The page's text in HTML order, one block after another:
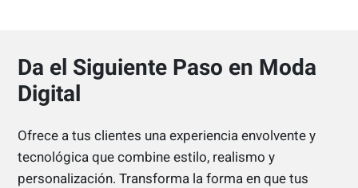
Da el Siguiente Paso en Moda
Digital
Ofrece a tus clientes una experiencia envolvente y
tecnológica que combine estilo, realismo y
personalización. Transforma la forma en que tus